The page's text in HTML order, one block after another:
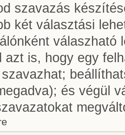
szavazás
két választási
válaszható
azt is, hogy egy
és végül